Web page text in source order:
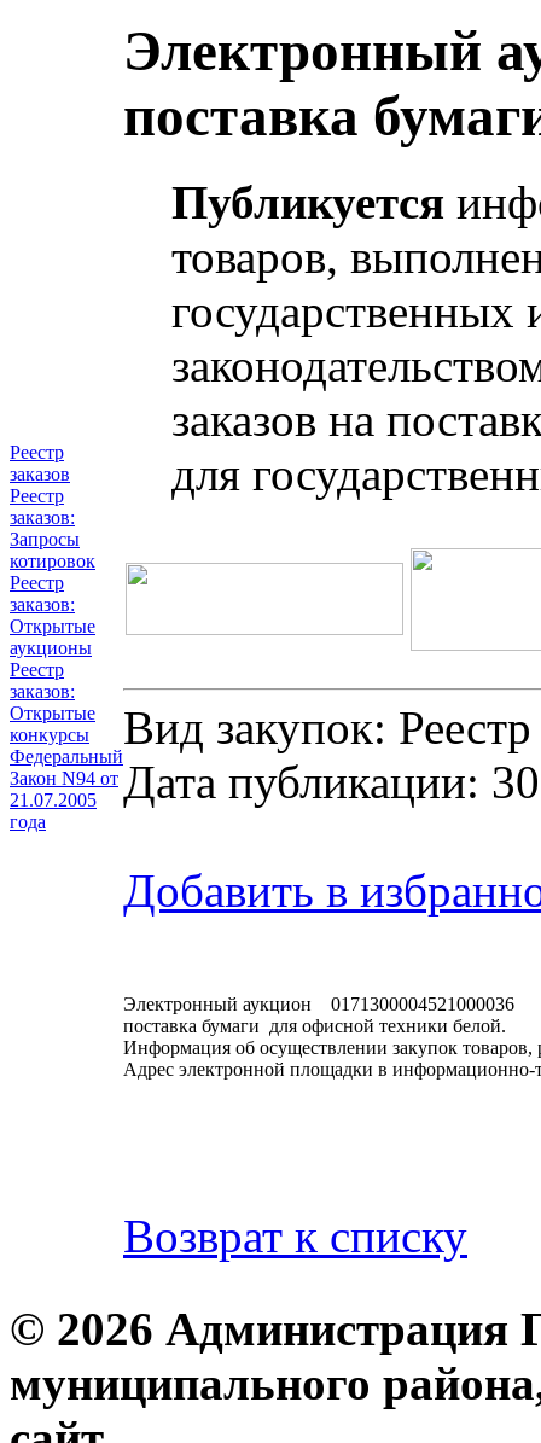
Реестр
заказов
Реестр
заказов:
Запросы
котировок
Реестр
заказов:
Открытые
аукционы
Реестр
заказов:
Открытые
конкурсы
Федеральный
Закон N94 от
21.07.2005
года
Электронный
поставка
Публикуется
товаров,
заказов на
для
Вид закупок:
Дата публикации:
Добавить в
Электронный аукцион 0171300004521000036
поставка бумаги для офисной техники белой.
Информация об осуществлении закупок
Адрес электронной площадки в
Возврат к списку
© 2026 Администрация
муниципального